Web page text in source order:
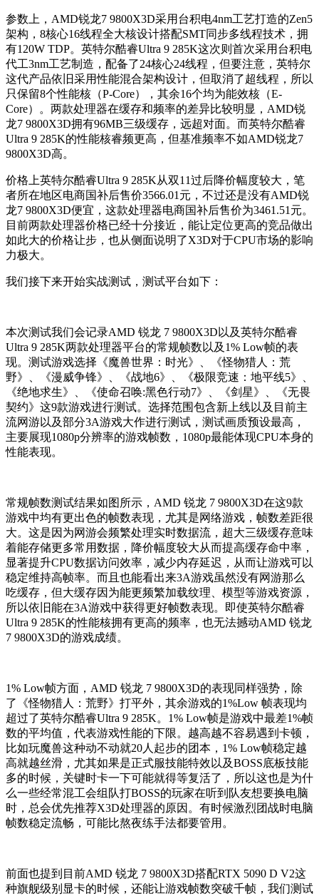
参数上，AMD锐龙7 9800X3D采用台积电4nm工艺打造的Zen5
架构，8核心16线程全大核设计搭配SMT同步多线程技术，拥
有120W TDP。英特尔酷睿Ultra 9 285K这次则首次采用台积电
代工3nm工艺制造，配备了24核心24线程，但要注意， 英特尔
这代产品依旧采用性能混合架构设计，但取消了超线程，所以
只保留8个性能核（P-Core），其余16个均为能效核（E-
Core）。两款处理器在缓存和频率的差异比较明显，AMD锐
龙7 9800X3D拥有96MB三级缓存，远超对面。而英特尔酷睿
Ultra 9 285K的性能核睿频更高，但基准频率不如AMD锐龙7
9800X3D高。
价格上英特尔酷睿Ultra 9 285K从双11过后降价幅度较大，笔
者所在地区电商国补后售价3566.01元，不过还是没有AMD锐
龙7 9800X3D便宜，这款处理器电商国补后售价为3461.51元。
目前两款处理器价格已经十分接近， 能让定位更高的竞品做出
如此大的价格让步 ，也从侧面说明了X3D对于CPU市场的影响
力极大。
我们接下来开始实战测试，测试平台如下：
本次测试我们会记录AMD 锐龙 7 9800X3D以及英特尔酷睿
Ultra 9 285K两款处理器平台的常规帧数以及 1% Low帧的表
现。测试游戏选择《魔兽世界：时光》、《怪物猎人：荒
野》、《漫威争锋》、《战地6》、《极限竞速：地平线5》、
《绝地求生》、《使命召唤:黑色行动7》、《剑星》、《无畏
契约》这9款游戏进行测试。选择范围包含新上线以及目前主
流网游以及部分3A游戏大作进行测试，测试画质预设最高，
主要展现1080p分辨率的游戏帧数，1080p最能体现CPU本身的
性能表现。
常规帧数测试结果如图所示， AMD 锐龙 7 9800X3D在这9款
游戏中均有更出色的帧数表现，尤其是网络游戏，帧数差距很
大。这是因为网游会频繁处理实时数据流，超大三级缓存意味
着能存储更多常用数据，降价幅度较大从而提高缓存命中率，
显著提升CPU数据访问效率，减少内存延迟，从而让游戏可以
稳定维持高帧率。而且也能看出来3A游戏虽然没有网游那么
吃缓存，但大缓存因为能更频繁加载纹理、模型等游戏资源，
所以依旧能在3A游戏中获得更好帧数表现。即使英特尔酷睿
Ultra 9 285K的性能核拥有更高的频率，也无法撼动AMD 锐龙
7 9800X3D的游戏成绩。
1% Low帧方面，AMD 锐龙 7 9800X3D的表现同样强势，除
了《怪物猎人：荒野》打平外，其余游戏的1%Low 帧表现均
超过了英特尔酷睿Ultra 9 285K。1% Low帧是游戏中最差1%帧
数的平均值，代表游戏性能的下限。越高越不容易遇到卡顿，
比如玩魔兽这种动不动就20人起步的团本，1% Low帧稳定越
高就越丝滑，尤其如果是正式服技能特效以及BOSS底板技能
多的时候，关键时卡一下可能就得等复活了，所以这也是为什
么一些经常混工会组队打BOSS的玩家在听到队友想要换电脑
时，总会优先推荐X3D处理器的原因。有时候激烈团战时电脑
帧数稳定流畅，可能比熬夜练手法都要管用。
前面也提到目前AMD 锐龙 7 9800X3D搭配RTX 5090 D V2这
种旗舰级别显卡的时候，还能让游戏帧数突破千帧，我们测试